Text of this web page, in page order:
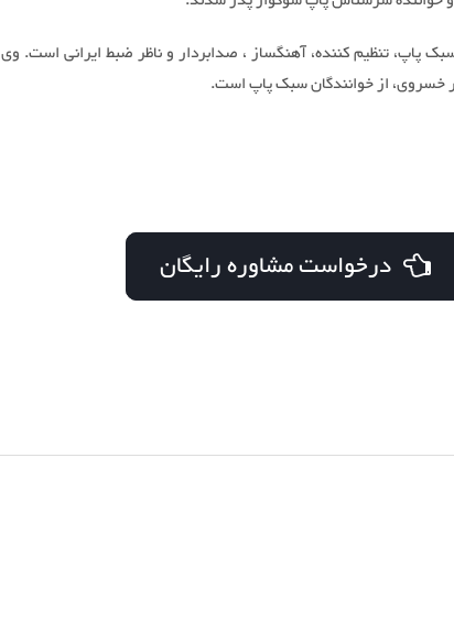
پاپ، تنظیم کننده، آهنگساز ، صدابردار و ناظر ضبط ایرانی است. وی
خسروی، از خوانندگان سبک پاپ است.
درخواست مشاوره رایگان